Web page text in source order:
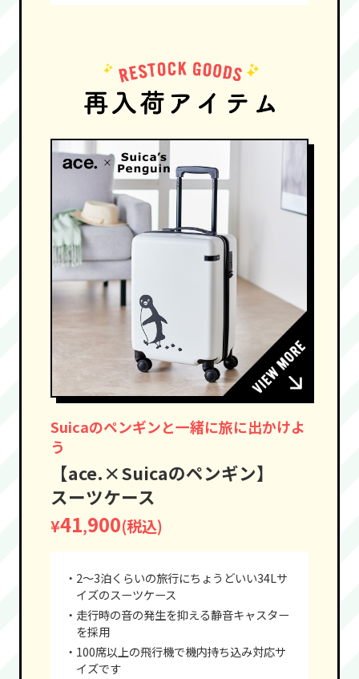
Suicaのペンギンと一緒に旅に出かけよ
う
【ace.×Suicaのペンギン】
スーツケース
¥41,900(税込)
・2～3泊くらいの旅行にちょうどいい34Lサ
イズのスーツケース
・走行時の音の発生を抑える静音キャスター
を採用
・100席以上の飛行機で機内持ち込み対応サ
イズです